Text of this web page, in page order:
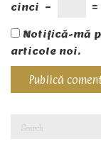
cinci − =
Notifică-mă
articole noi.